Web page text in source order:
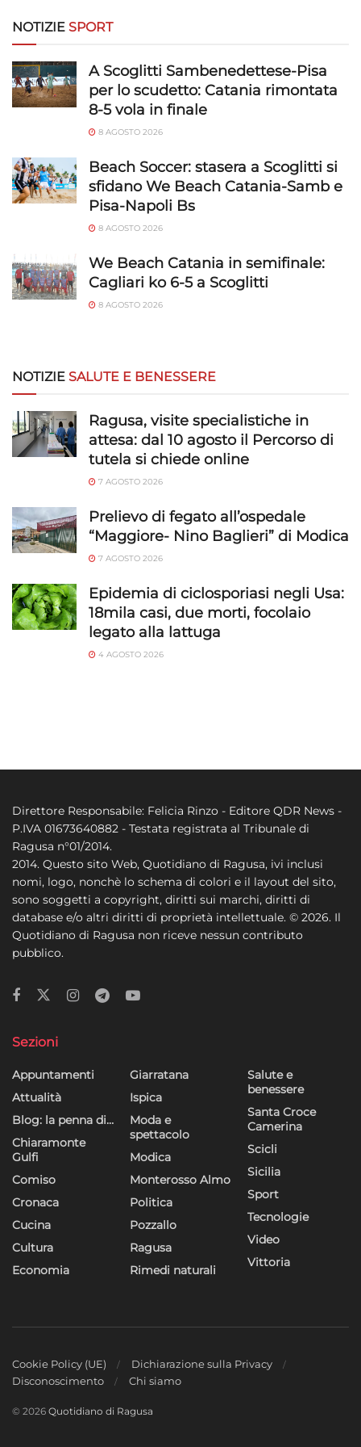
richieste attivamente.
Garantire la sicurezza, prevenire e
rilevare frodi, correggere errori, Erogare
e presentare pubblicità e contenuto,
Salvare e comunicare le scelte sulla
Sempre attivo
NOTIZIE SPORT
A Scoglitti Sambenedettese-Pisa
per lo scudetto: Catania rimontata
8-5 vola in finale
8 AGOSTO 2026
Beach Soccer: stasera a Scoglitti si
sfidano We Beach Catania-Samb e
Pisa-Napoli Bs
8 AGOSTO 2026
We Beach Catania in semifinale:
Cagliari ko 6-5 a Scoglitti
8 AGOSTO 2026
NOTIZIE SALUTE E BENESSERE
Ragusa, visite specialistiche in
attesa: dal 10 agosto il Percorso di
tutela si chiede online
7 AGOSTO 2026
Prelievo di fegato all’ospedale
“Maggiore- Nino Baglieri” di Modica
7 AGOSTO 2026
Epidemia di ciclosporiasi negli Usa:
18mila casi, due morti, focolaio
legato alla lattuga
4 AGOSTO 2026
Direttore Responsabile: Felicia Rinzo - Editore QDR News -
P.IVA 01673640882 - Testata registrata al Tribunale di
Ragusa n°01/2014.
2014. Questo sito Web, Quotidiano di Ragusa, ivi inclusi
nomi, logo, nonchè lo schema di colori e il layout del sito,
sono soggetti a copyright, diritti sui marchi, diritti di
database e/o altri diritti di proprietà intellettuale. © 2026. Il
Quotidiano di Ragusa non riceve nessun contributo
pubblico.
Sezioni
Appuntamenti
Attualità
Blog: la penna di…
Chiaramonte
Gulfi
Comiso
Cronaca
Cucina
Cultura
Economia
Giarratana
Ispica
Moda e
spettacolo
Modica
Monterosso Almo
Politica
Pozzallo
Ragusa
Rimedi naturali
Salute e
benessere
Santa Croce
Camerina
Scicli
Sicilia
Sport
Tecnologie
Video
Vittoria
Cookie Policy (UE)
Dichiarazione sulla Privacy
Disconoscimento
Chi siamo
© 2026 Quotidiano di Ragusa